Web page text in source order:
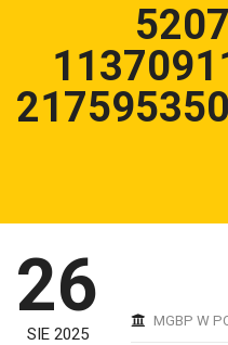
26
SIE 2025
MGBP W